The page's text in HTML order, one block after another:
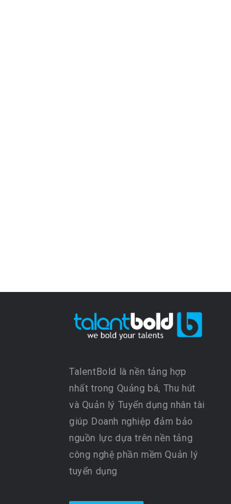
TalentBold là nền tảng hợp
nhất trong Quảng bá, Thu hút
và Quản lý Tuyển dụng nhân tài
giúp Doanh nghiệp đảm bảo
nguồn lực dựa trên nền tảng
công nghệ phần mềm Quản lý
tuyển dụng